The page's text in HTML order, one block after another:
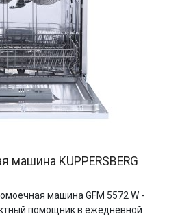
машина KUPPERSBERG
машина GFM 5572 W -
помощник в ежедневной